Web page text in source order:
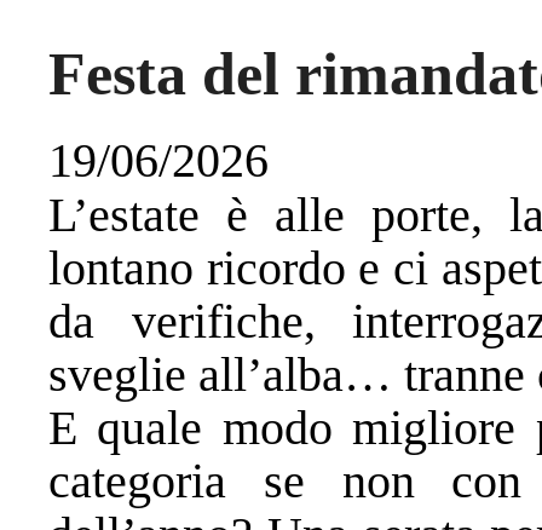
Festa del
19/06/2026
L’estate è alle porte,
lontano ricordo e ci
da verifiche,
sveglie all’alba… tranne
E quale modo migliore
categoria se non